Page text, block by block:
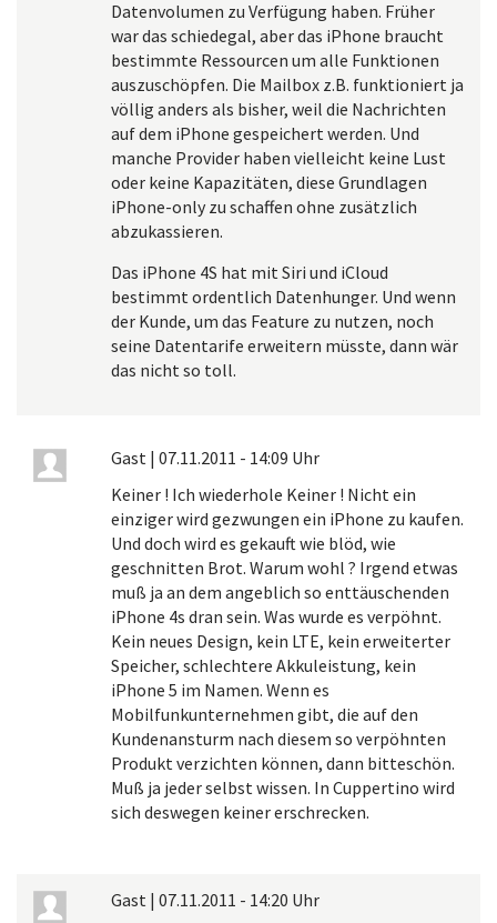
Datenvolumen zu Verfügung haben. Früher
war das schiedegal, aber das iPhone braucht
bestimmte Ressourcen um alle Funktionen
auszuschöpfen. Die Mailbox z.B. funktioniert ja
völlig anders als bisher, weil die Nachrichten
auf dem iPhone gespeichert werden. Und
manche Provider haben vielleicht keine Lust
oder keine Kapazitäten, diese Grundlagen
iPhone-only zu schaffen ohne zusätzlich
abzukassieren.
Das iPhone 4S hat mit Siri und iCloud
bestimmt ordentlich Datenhunger. Und wenn
der Kunde, um das Feature zu nutzen, noch
seine Datentarife erweitern müsste, dann wär
das nicht so toll.
Gast | 07.11.2011 - 14:09 Uhr
Keiner ! Ich wiederhole Keiner ! Nicht ein
einziger wird gezwungen ein iPhone zu kaufen.
Und doch wird es gekauft wie blöd, wie
geschnitten Brot. Warum wohl ? Irgend etwas
muß ja an dem angeblich so enttäuschenden
iPhone 4s dran sein. Was wurde es verpöhnt.
Kein neues Design, kein LTE, kein erweiterter
Speicher, schlechtere Akkuleistung, kein
iPhone 5 im Namen. Wenn es
Mobilfunkunternehmen gibt, die auf den
Kundenansturm nach diesem so verpöhnten
Produkt verzichten können, dann bitteschön.
Muß ja jeder selbst wissen. In Cuppertino wird
sich deswegen keiner erschrecken.
Gast | 07.11.2011 - 14:20 Uhr